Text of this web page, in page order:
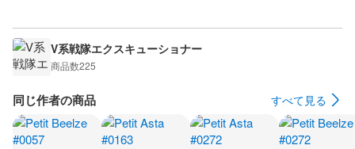
V系戦隊エクスキューショナー
商品数225
同じ作者の商品 すべて見る